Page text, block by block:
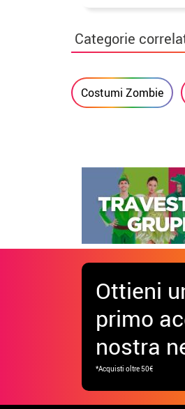
Categorie
Costumi Zombie
Ottieni
primo
nostra
*Acquisti oltre 50€